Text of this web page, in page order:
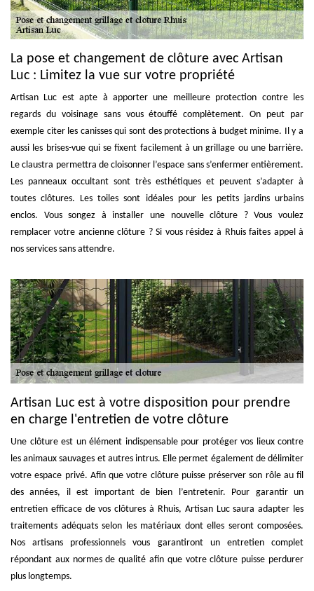
La pose et changement de clôture avec Artisan
Luc : Limitez la vue sur votre propriété
Artisan Luc est apte à apporter une meilleure protection contre les
regards du voisinage sans vous étouffé complètement. On peut par
exemple citer les canisses qui sont des protections à budget minime. Il y a
aussi les brises-vue qui se fixent facilement à un grillage ou une barrière.
Le claustra permettra de cloisonner l’espace sans s’enfermer entièrement.
Les panneaux occultant sont très esthétiques et peuvent s’adapter à
toutes clôtures. Les toiles sont idéales pour les petits jardins urbains
enclos. Vous songez à installer une nouvelle clôture ? Vous voulez
remplacer votre ancienne clôture ? Si vous résidez à Rhuis faites appel à
nos services sans attendre.
Artisan Luc est à votre disposition pour prendre
en charge l'entretien de votre clôture
Une clôture est un élément indispensable pour protéger vos lieux contre
les animaux sauvages et autres intrus. Elle permet également de délimiter
votre espace privé. Afin que votre clôture puisse préserver son rôle au fil
des années, il est important de bien l’entretenir. Pour garantir un
entretien efficace de vos clôtures à Rhuis, Artisan Luc saura adapter les
traitements adéquats selon les matériaux dont elles seront composées.
Nos artisans professionnels vous garantiront un entretien complet
répondant aux normes de qualité afin que votre clôture puisse perdurer
plus longtemps.